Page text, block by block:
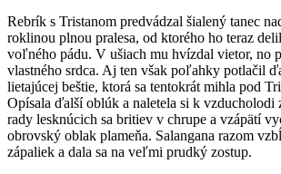
Rebrík s Tristanom predvádzal šialený tanec
roklinou plnou pralesa, od ktorého ho teraz
voľného pádu. V ušiach mu hvízdal vietor, no
vlastného srdca. Aj ten však poľahky potlačil
lietajúcej beštie, ktorá sa tentokrát mihla pod
Opísala ďalší oblúk a naletela si k vzducholodi
rady lesknúcich sa britiev v chrupe a vzápätí
obrovský oblak plameňa. Salangana razom
zápaliek a dala sa na veľmi prudký zostup.